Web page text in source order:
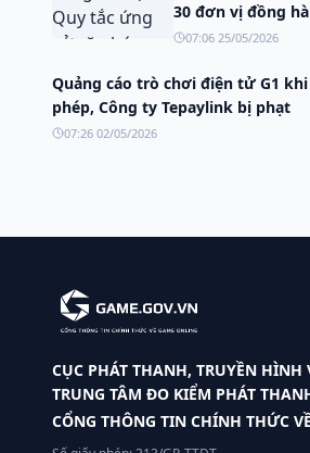
30 đơn vị đồng
07:06 25/05/2026
Quảng cáo trò chơi điện tử G1
phép, Công ty Tepaylink bị phạt
07:26 02/05/2026
CỤC PHÁT THANH, TRUYỀN
TRUNG TÂM ĐO KIỂM PHÁT
CỔNG THÔNG TIN CHÍNH THỨC